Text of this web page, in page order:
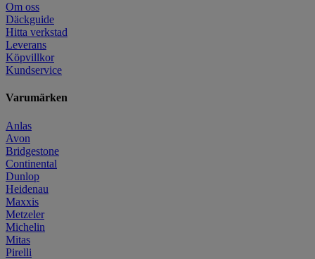
Om oss
Däckguide
Hitta verkstad
Leverans
Köpvillkor
Kundservice
Varumärken
Anlas
Avon
Bridgestone
Continental
Dunlop
Heidenau
Maxxis
Metzeler
Michelin
Mitas
Pirelli